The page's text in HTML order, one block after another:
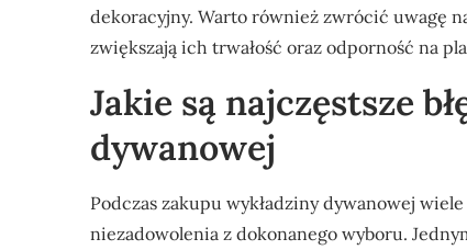
dekoracyjny. Warto również zwrócić uwagę
zwiększają ich trwałość oraz odporność na
Jakie są najczęstsze
dywanowej
Podczas zakupu wykładziny dywanowej
niezadowolenia z dokonanego wyboru.